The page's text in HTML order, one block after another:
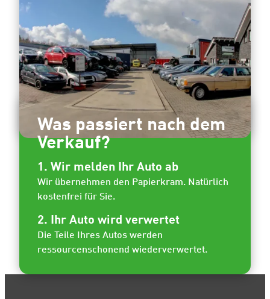
Was passiert nach dem
Verkauf?
1. Wir melden Ihr Auto ab
Wir übernehmen den Papierkram. Natürlich
kostenfrei für Sie.
2. Ihr Auto wird verwertet
Die Teile Ihres Autos werden
ressourcenschonend wiederverwertet.